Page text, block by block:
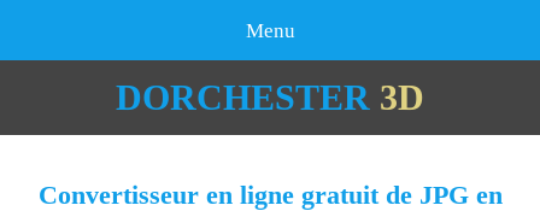
Menu
DORCHESTER 3D
Convertisseur en ligne gratuit de JPG en